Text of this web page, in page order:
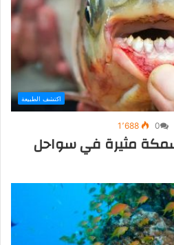
اكتشف الطبيعة
0 1٬688
سمكة مثيرة في سواحل